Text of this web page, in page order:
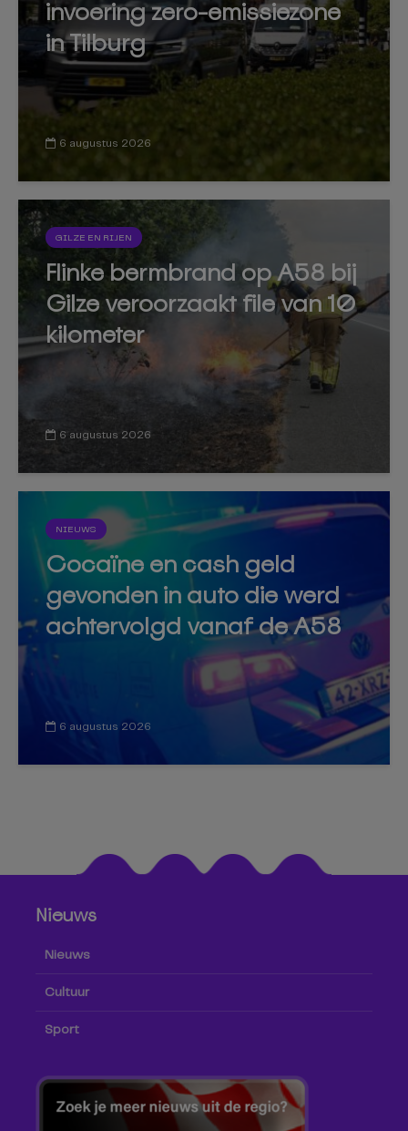
invoering zero-emissiezone
in Tilburg
6 augustus 2026
GILZE EN RIJEN
Flinke bermbrand op A58 bij
Gilze veroorzaakt file van 10
kilometer
6 augustus 2026
NIEUWS
Cocaïne en cash geld
gevonden in auto die werd
achtervolgd vanaf de A58
6 augustus 2026
Nieuws
Nieuws
Cultuur
Sport